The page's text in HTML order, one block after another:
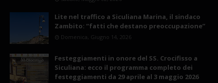
Lite nel traffico a Siculiana Marina, il sindaco
Zambito: “fatti che destano preoccupazione”
Domenica, Giugno 14, 2026
Festeggiamenti in onore del SS. Crocifisso a
Siculiana: ecco il programma completo dei
festeggiamenti da 29 aprile al 3 maggio 2026